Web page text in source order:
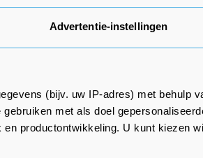
Advertentie-instellingen
(bijv. uw IP-adres) met behulp
met als doel
productontwikkeling. U kunt kiezen
de